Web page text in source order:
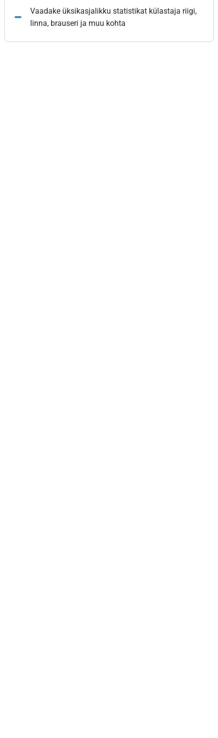
Vaadake üksikasjalikku statistikat külastaja riigi,
linna, brauseri ja muu kohta